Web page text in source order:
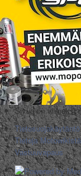
Sivua on viimeksi
Tietosuojakäytäntö
Tietoja Motowikistä
Vastuuvapaus